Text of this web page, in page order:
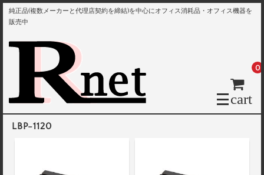
純正品(複数メーカーと代理店契約を締結)を中心にオフィス消耗品・オフィス機器を
販売中
cart
0
LBP-1120